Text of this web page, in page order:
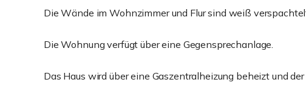
Die Wände im Wohnzimmer und Flur sind weiß
Die Wohnung verfügt über eine Gegensprechanlage.
Das Haus wird über eine Gaszentralheizung beheizt und